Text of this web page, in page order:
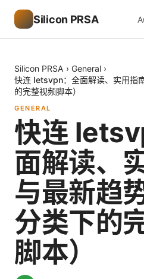
Silicon PRSA
Silicon PRSA › General ›
快连 letsvpn：全面解读、实用指
的完整视频脚本）
GENERAL
快连
面解读、
与最新趋
分类下的
脚本）